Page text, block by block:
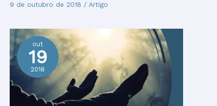
9 de outubro de 2018 / Artigo
out
19
2018